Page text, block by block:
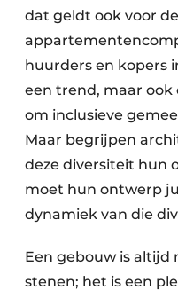
dat geldt ook voor
huurders en kopers
een trend, maar ook
om inclusieve
Maar begrijpen
deze diversiteit hun
moet hun ontwerp
dynamiek van die
Een gebouw is altijd
stenen; het is een